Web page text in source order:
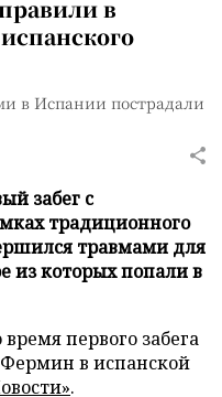
в
в Испании пострадали
забег с
традиционного
травмами для
из которых попали в
первого забега
в испанской
.